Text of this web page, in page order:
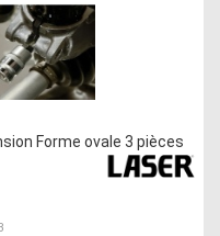
Forme ovale 3 pièces